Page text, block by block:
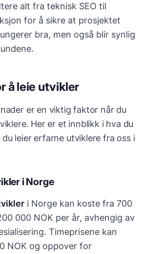
alt fra teknisk SEO til
for å sikre at prosjektet
bra, men også blir synlig
å leie utvikler
er en viktig faktor når du
Her er et innblikk i hva du
leier erfarne utviklere fra oss i
i Norge
i Norge kan koste fra 700
000 NOK per år, avhengig av
Timeprisene kan
NOK og oppover for